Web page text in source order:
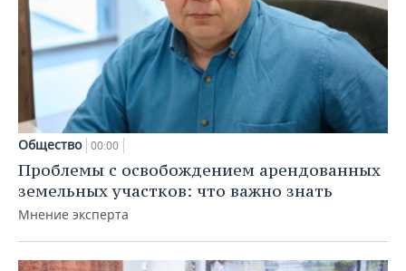
Общество 00:00
Проблемы с освобождением арендованных
земельных участков: что важно знать
Мнение эксперта